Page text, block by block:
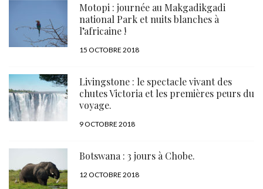
Motopi : journée au Makgadikgadi
national Park et nuits blanches à
l’africaine !
PUBLIÉ
15 OCTOBRE 2018
Livingstone : le spectacle vivant des
chutes Victoria et les premières peurs du
voyage.
PUBLIÉ
9 OCTOBRE 2018
Botswana : 3 jours à Chobe.
PUBLIÉ
12 OCTOBRE 2018